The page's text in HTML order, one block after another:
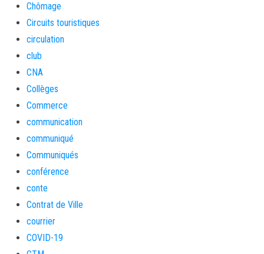
Chômage
Circuits touristiques
circulation
club
CNA
Collèges
Commerce
communication
communiqué
Communiqués
conférence
conte
Contrat de Ville
courrier
COVID-19